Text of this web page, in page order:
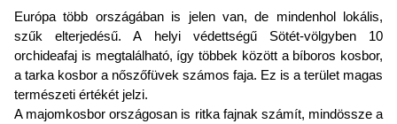
Európa több országában is jelen van, de mindenhol lokális,
szűk elterjedésű. A helyi védettségű Sötét-völgyben 10
orchideafaj is megtalálható, így többek között a bíboros kosbor,
a tarka kosbor a nőszőfüvek számos faja. Ez is a terület magas
természeti értékét jelzi.
A majomkosbor országosan is ritka fajnak számít, mindössze a